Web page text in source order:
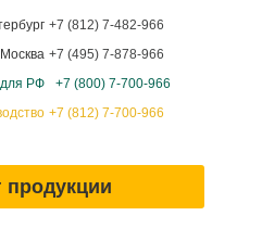
Москва
РФ
+7 (812) 7-482-966
+7 (495) 7-878-966
+7 (800) 7-700-966
+7 (812) 7-700-966
продукции